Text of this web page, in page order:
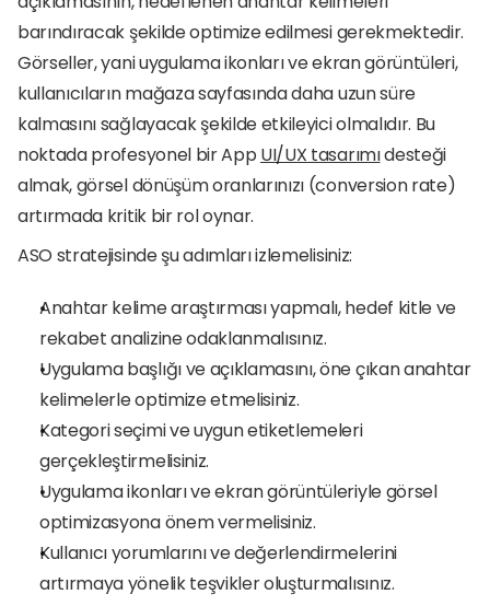
barındıracak şekilde optimize edilmesi gerekmektedir.
Görseller, yani uygulama ikonları ve ekran görüntüleri,
kullanıcıların mağaza sayfasında daha uzun süre
kalmasını sağlayacak şekilde etkileyici olmalıdır. Bu
noktada profesyonel bir App UI/UX tasarımı desteği
almak, görsel dönüşüm oranlarınızı (conversion rate)
artırmada kritik bir rol oynar.
ASO stratejisinde şu adımları izlemelisiniz:
Anahtar kelime araştırması yapmalı, hedef kitle ve
rekabet analizine odaklanmalısınız.
Uygulama başlığı ve açıklamasını, öne çıkan anahtar
kelimelerle optimize etmelisiniz.
Kategori seçimi ve uygun etiketlemeleri
gerçekleştirmelisiniz.
Uygulama ikonları ve ekran görüntüleriyle görsel
optimizasyona önem vermelisiniz.
Kullanıcı yorumlarını ve değerlendirmelerini
artırmaya yönelik teşvikler oluşturmalısınız.